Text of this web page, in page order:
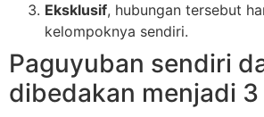
Eksklusif, hubungan tersebut
kelompoknya sendiri.
Paguyuban sendiri
dibedakan menjadi 3